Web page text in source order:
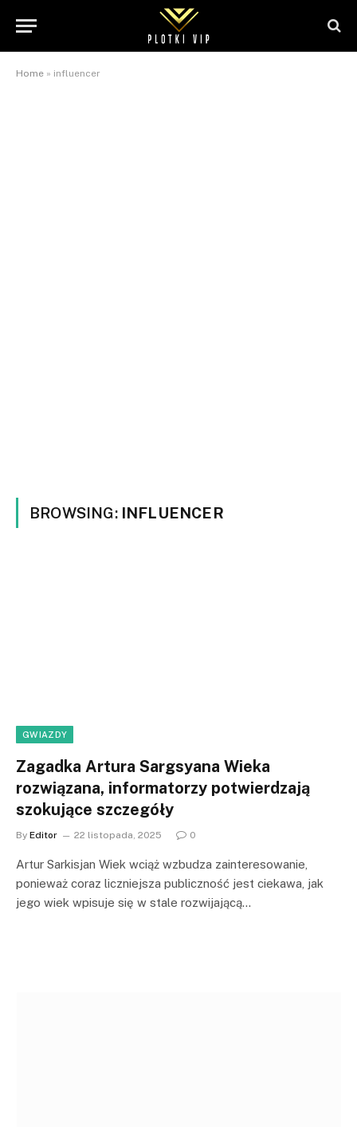
Home » influencer
BROWSING: INFLUENCER
GWIAZDY
Zagadka Artura Sargsyana Wieka
rozwiązana, informatorzy potwierdzają
szokujące szczegóły
By Editor 22 listopada, 2025 0
Artur Sarkisjan Wiek wciąż wzbudza zainteresowanie,
ponieważ coraz liczniejsza publiczność jest ciekawa, jak
jego wiek wpisuje się w stale rozwijającą…